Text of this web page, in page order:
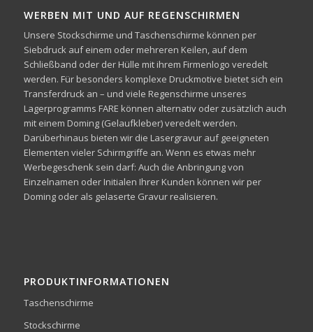
WERBEN MIT UND AUF REGENSCHIRMEN
Unsere Stockschirme und Taschenschirme können per
Siebdruck auf einem oder mehreren Keilen, auf dem
Schließband oder der Hülle mit ihrem Firmenlogo veredelt
werden. Für besonders komplexe Druckmotive bietet sich ein
Transferdruck an – und viele Regenschirme unseres
Lagerprogramms FARE können alternativ oder zusätzlich auch
mit einem Doming (Gelaufkleber) veredelt werden.
Darüberhinaus bieten wir die Lasergravur auf geeigneten
Elementen vieler Schirmgriffe an. Wenn es etwas mehr
Werbegeschenk sein darf: Auch die Anbringung von
Einzelnamen oder Initialen Ihrer Kunden können wir per
Doming oder als gelaserte Gravur realisieren.
PRODUKTINFORMATIONEN
Taschenschirme
Stockschirme